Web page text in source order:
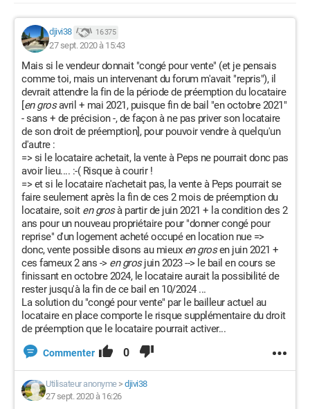
djivi38 16 375
27 sept. 2020 à 15:43
Mais si le vendeur donnait "congé pour vente" (et je pensais
comme toi, mais un intervenant du forum m'avait "repris"), il
devrait attendre la fin de la période de préemption du locataire
[en grosavril + mai 2021, puisque fin de bail "en octobre 2021"
- sans + de précision -, de façon à ne pas priver son locataire
de son droit de préemption], pour pouvoir vendre à quelqu'un
d'autre :
=> si le locataire achetait, la vente à Peps ne pourrait donc pas
avoir lieu.... :-( Risque à courir !
=> et si le locataire n'achetait pas, la vente à Peps pourrait se
faire seulement après la fin de ces 2 mois de préemption du
locataire, soit en grosà partir de juin 2021 + la condition des 2
ans pour un nouveau propriétaire pour "donner congé pour
reprise" d'un logement acheté occupé en location nue =>
donc, vente possible disons au mieux en grosen juin 2021 +
ces fameux 2 ans -> en grosjuin 2023 --> le bail en cours se
finissant en octobre 2024, le locataire aurait la possibilité de
rester jusqu'à la fin de ce bail en 10/2024 ...
La solution du "congé pour vente" par le bailleur actuel au
locataire en place comporte le risque supplémentaire du droit
de préemption que le locataire pourrait activer...
Commenter 0
Utilisateur anonyme> djivi38
27 sept. 2020 à 16:26